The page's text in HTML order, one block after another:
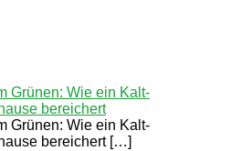
Grünen: Wie ein Kalt-
bereichert
Grünen: Wie ein Kalt-
bereichert […]